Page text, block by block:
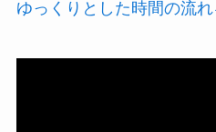
ゆっくりとした時間の流